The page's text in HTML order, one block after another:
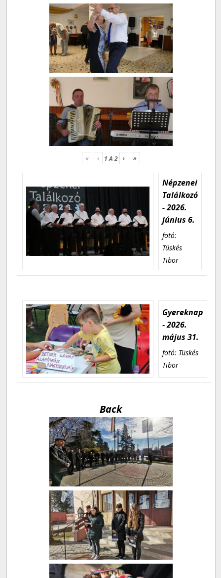
« ‹ 1A2 › »
Népzenei
Találkozó
- 2026.
június 6.
fotó:
Tüskés
Tibor
Gyereknap
- 2026.
május 31.
fotó: Tüskés
Tibor
Back